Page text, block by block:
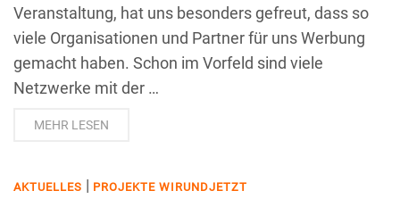
Veranstaltung, hat uns besonders gefreut, dass so
viele Organisationen und Partner für uns Werbung
gemacht haben. Schon im Vorfeld sind viele
Netzwerke mit der …
MEHR LESEN
AKTUELLES | PROJEKTE WIRUNDJETZT